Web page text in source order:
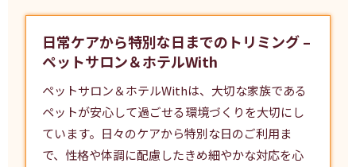
日常ケアから特別な日までのトリミング –
ペットサロン＆ホテルWith
ペットサロン＆ホテルWithは、大切な家族である
ペットが安心して過ごせる環境づくりを大切にし
ています。日々のケアから特別な日のご利用ま
で、性格や体調に配慮したきめ細やかな対応を心